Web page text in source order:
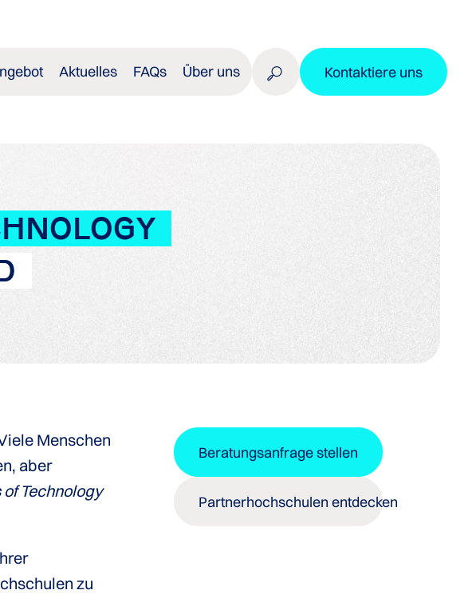
Aktuelles FAQs Über uns Kontaktiere uns
Menschen
aber
Technology
zu
Beratungsanfrage stellen
Partnerhochschulen entdecken